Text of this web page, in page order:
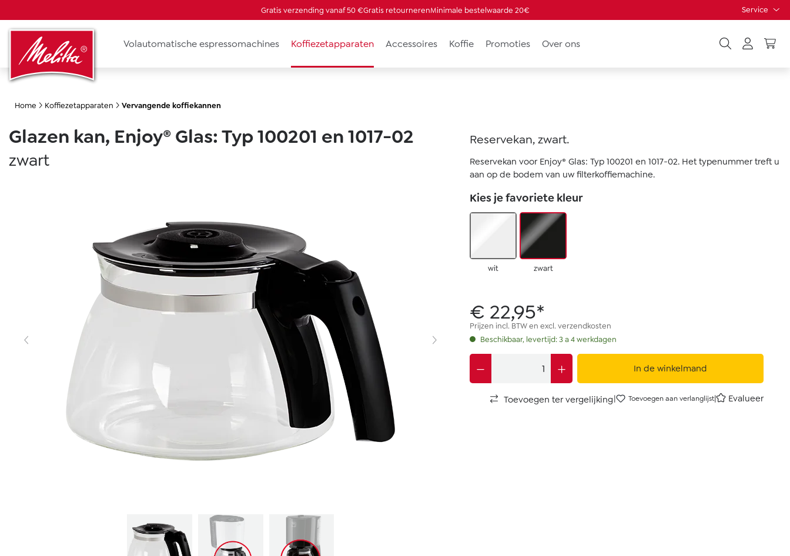
Gratis verzending vanaf 50 €Gratis retournerenMinimale bestelwaarde 20€ Service
Volautomatische espressomachines Koffiezetapparaten Accessoires Koffie Promoties Over ons
Home Koffiezetapparaten Vervangende koffiekannen
Glazen kan, Enjoy® Glas: Typ 100201 en 1017-02
zwart
Reservekan, zwart.
Reservekan voor Enjoy® Glas: Typ 100201 en 1017-02. Het typenummer treft u
aan op de bodem van uw filterkoffiemachine.
Kies je favoriete kleur
wit zwart
€ 22,95*
Prijzen incl. BTW en excl. verzendkosten
Beschikbaar, levertijd: 3 a 4 werkdagen
In de winkelmand
Toevoegen ter vergelijking| Toevoegen aan verlanglijst| Evalueer